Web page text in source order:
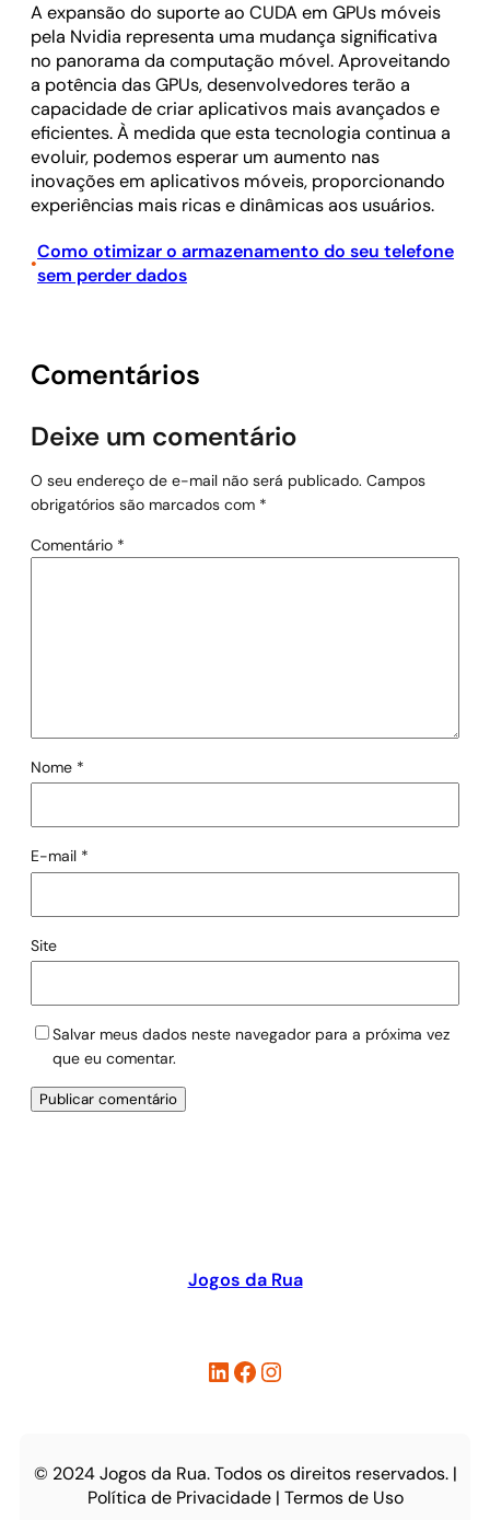
A expansão do suporte ao CUDA em GPUs móveis
pela Nvidia representa uma mudança significativa
no panorama da computação móvel. Aproveitando
a potência das GPUs, desenvolvedores terão a
capacidade de criar aplicativos mais avançados e
eficientes. À medida que esta tecnologia continua a
evoluir, podemos esperar um aumento nas
inovações em aplicativos móveis, proporcionando
experiências mais ricas e dinâmicas aos usuários.
•
Como otimizar o armazenamento do seu telefone
sem perder dados
Comentários
Deixe um comentário
O seu endereço de e-mail não será publicado. Campos
obrigatórios são marcados com *
Comentário *
Nome *
E-mail *
Site
Salvar meus dados neste navegador para a próxima vez
que eu comentar.
Jogos da Rua
LinkedIn Facebook Instagram
© 2024 Jogos da Rua. Todos os direitos reservados. |
Política de Privacidade | Termos de Uso